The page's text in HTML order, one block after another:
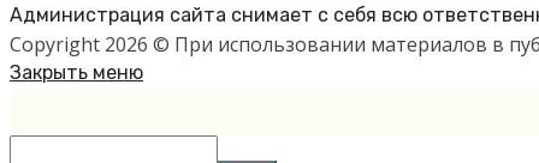
Администрация сайта снимает с себя всю
Copyright 2026 © При использовании материалов в
Закрыть меню